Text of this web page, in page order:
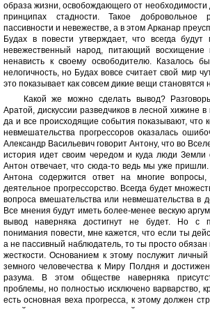
образа жизни, освобождающего от необходимости
принципах стадности. Такое
пассивности и невежестве, а в этом Арканар
Будах в повести утверждает, что всегда будут
невежественный народ, питающий восхищение
ненависть к своему освободителю. Казалось
нелогичность, но Будах вовсе считает свой мир
это показывает как совсем дикие вещи становятся
Какой же можно сделать вывод?
Аратой, дискуссии разведчиков в лесной хижине
да и все происходящие события показывают, что
невмешательства прогрессоров оказалась
Александр Васильевич говорит Антону, что во
история идет своим чередом и куда люди
Антон отвечает, что сюда-то ведь мы уже
Антона содержится ответ на многие
деятельное прогрессорство. Всегда будет
вопроса вмешательства или невмешательства в
Все мнения будут иметь более-менее вескую
вывод наверняка достигнут не будет. Но с
понимания повести, мне кажется, что если ты
а не пассивный наблюдатель, то ты просто обязан
жесткости. Основанием к этому послужит
земного человечества к Миру Полдня и
разума. В этом обществе наверняка
проблемы, но полностью исключено варварство,
есть основная веха прогресса, к этому должен